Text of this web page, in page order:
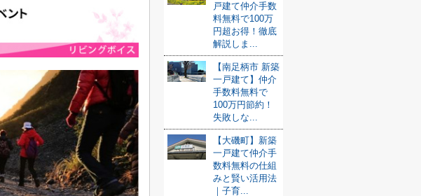
戸建て仲介手数
料無料で100万
円超お得！徹底
解説しま...
【南足柄市 新築
一戸建て】仲介
手数料無料で
100万円節約！
失敗しな...
【大磯町】新築
一戸建て仲介手
数料無料の仕組
みと賢い活用法
｜子育...